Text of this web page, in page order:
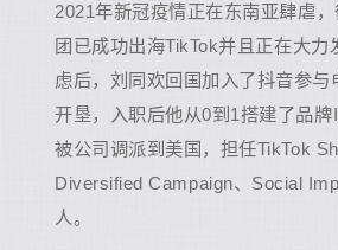
2021年新冠疫情正在东南亚肆虐
团已成功出海TikTok并且正在大力
虑后，刘同欢回国加入了抖音参与
开垦，入职后他从0到1搭建了品
被公司调派到美国，担任TikTok
Diversified Campaign、Social
人。